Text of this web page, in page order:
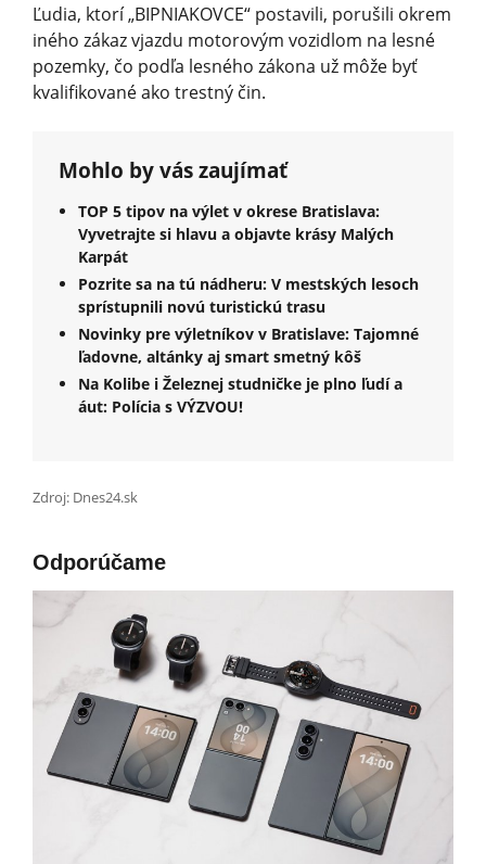
Ľudia, ktorí „BIPNIAKOVCE“ postavili, porušili okrem
iného zákaz vjazdu motorovým vozidlom na lesné
pozemky, čo podľa lesného zákona už môže byť
kvalifikované ako trestný čin.
Mohlo by vás zaujímať
TOP 5 tipov na výlet v okrese Bratislava:
Vyvetrajte si hlavu a objavte krásy Malých
Karpát
Pozrite sa na tú nádheru: V mestských lesoch
sprístupnili novú turistickú trasu
Novinky pre výletníkov v Bratislave: Tajomné
ľadovne, altánky aj smart smetný kôš
Na Kolibe i Železnej studničke je plno ľudí a
áut: Polícia s VÝZVOU!
Zdroj: Dnes24.sk
Odporúčame